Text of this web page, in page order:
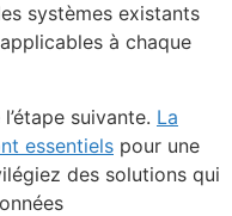
systèmes existants
à chaque
suivante. La
essentiels pour une
des solutions qui